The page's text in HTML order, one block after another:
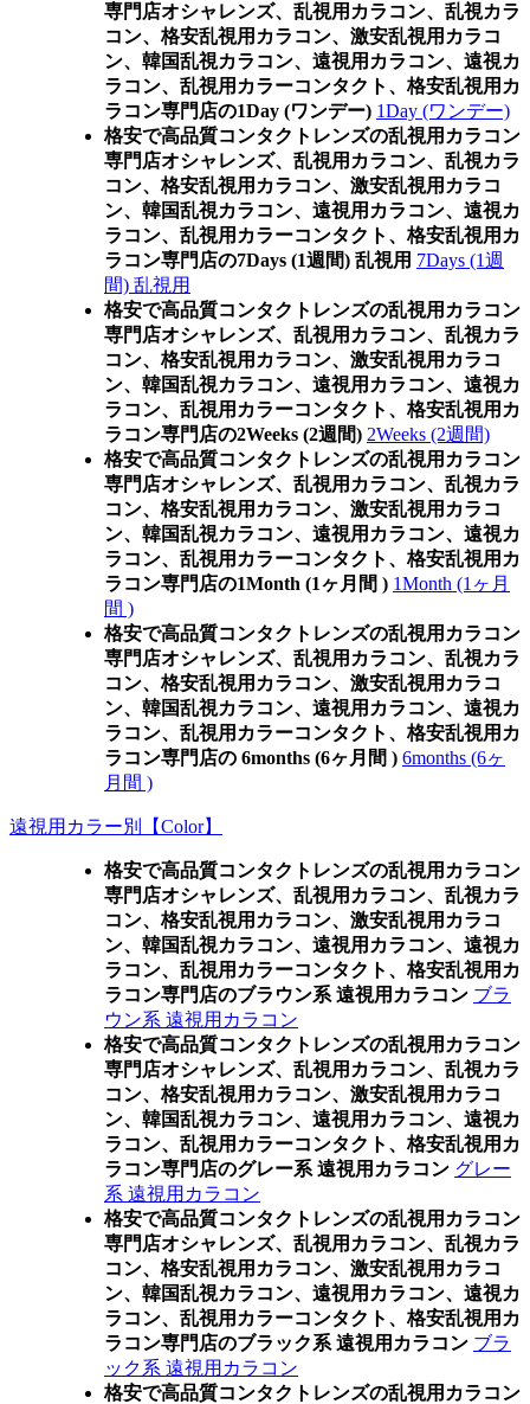
専門店オシャレンズ、乱視用カラコン、乱視カラ
コン、格安乱視用カラコン、激安乱視用カラコ
ン、韓国乱視カラコン、遠視用カラコン、遠視カ
ラコン、乱視用カラーコンタクト、格安乱視用カ
ラコン専門店の1Day (ワンデー) 1Day (ワンデー)
格安で高品質コンタクトレンズの乱視用カラコン
専門店オシャレンズ、乱視用カラコン、乱視カラ
コン、格安乱視用カラコン、激安乱視用カラコ
ン、韓国乱視カラコン、遠視用カラコン、遠視カ
ラコン、乱視用カラーコンタクト、格安乱視用カ
ラコン専門店の7Days (1週間) 乱視用 7Days (1週
間) 乱視用
格安で高品質コンタクトレンズの乱視用カラコン
専門店オシャレンズ、乱視用カラコン、乱視カラ
コン、格安乱視用カラコン、激安乱視用カラコ
ン、韓国乱視カラコン、遠視用カラコン、遠視カ
ラコン、乱視用カラーコンタクト、格安乱視用カ
ラコン専門店の2Weeks (2週間) 2Weeks (2週間)
格安で高品質コンタクトレンズの乱視用カラコン
専門店オシャレンズ、乱視用カラコン、乱視カラ
コン、格安乱視用カラコン、激安乱視用カラコ
ン、韓国乱視カラコン、遠視用カラコン、遠視カ
ラコン、乱視用カラーコンタクト、格安乱視用カ
ラコン専門店の1Month (1ヶ月間 ) 1Month (1ヶ月
間 )
格安で高品質コンタクトレンズの乱視用カラコン
専門店オシャレンズ、乱視用カラコン、乱視カラ
コン、格安乱視用カラコン、激安乱視用カラコ
ン、韓国乱視カラコン、遠視用カラコン、遠視カ
ラコン、乱視用カラーコンタクト、格安乱視用カ
ラコン専門店の 6months (6ヶ月間 ) 6months (6ヶ
月間 )
遠視用カラー別【Color】
格安で高品質コンタクトレンズの乱視用カラコン
専門店オシャレンズ、乱視用カラコン、乱視カラ
コン、格安乱視用カラコン、激安乱視用カラコ
ン、韓国乱視カラコン、遠視用カラコン、遠視カ
ラコン、乱視用カラーコンタクト、格安乱視用カ
ラコン専門店のブラウン系 遠視用カラコン ブラ
ウン系 遠視用カラコン
格安で高品質コンタクトレンズの乱視用カラコン
専門店オシャレンズ、乱視用カラコン、乱視カラ
コン、格安乱視用カラコン、激安乱視用カラコ
ン、韓国乱視カラコン、遠視用カラコン、遠視カ
ラコン、乱視用カラーコンタクト、格安乱視用カ
ラコン専門店のグレー系 遠視用カラコン グレー
系 遠視用カラコン
格安で高品質コンタクトレンズの乱視用カラコン
専門店オシャレンズ、乱視用カラコン、乱視カラ
コン、格安乱視用カラコン、激安乱視用カラコ
ン、韓国乱視カラコン、遠視用カラコン、遠視カ
ラコン、乱視用カラーコンタクト、格安乱視用カ
ラコン専門店のブラック系 遠視用カラコン ブラ
ック系 遠視用カラコン
格安で高品質コンタクトレンズの乱視用カラコン